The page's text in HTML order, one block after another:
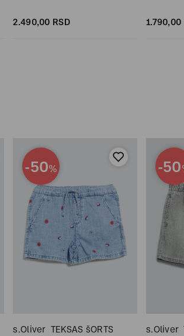
2.490,00 RSD 1.790,00
-50%
s.Oliver TEKSAS šORTS
-50
s.Oliver